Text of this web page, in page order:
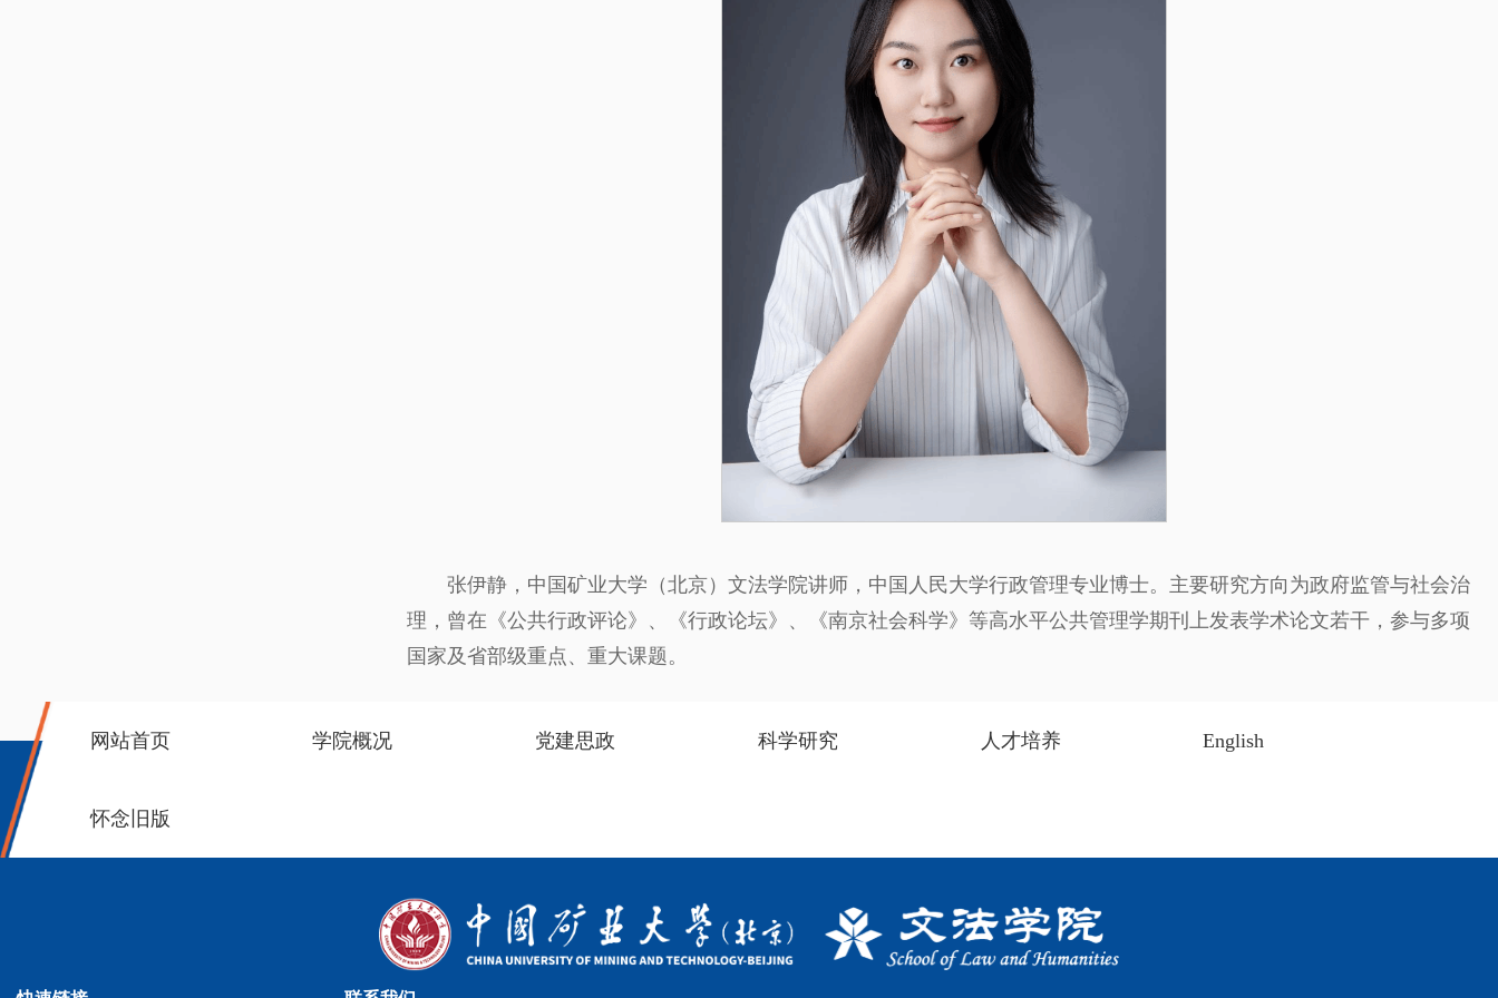
张伊静，中国矿业大学（北京）文法学院讲师，中国人民大学行政管理专业博士。主要研究方向为政府监管与社会治
理，曾在《公共行政评论》、《行政论坛》、《南京社会科学》等高水平公共管理学期刊上发表学术论文若干，参与多项
国家及省部级重点、重大课题。
网站首页 学院概况 党建思政 科学研究 人才培养 English
怀念旧版